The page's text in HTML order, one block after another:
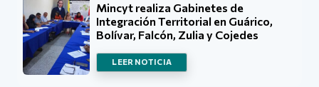
Mincyt realiza Gabinetes de
Integración Territorial en Guárico,
Bolívar, Falcón, Zulia y Cojedes
LEER NOTICIA